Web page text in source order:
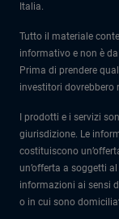
Italia.
Tutto il materiale
informativo e non è
Prima di prendere
investitori dovrebbero
I prodotti e i servizi
giurisdizione. Le
costituiscono
un’offerta a soggetti
informazioni ai sensi
o in cui sono